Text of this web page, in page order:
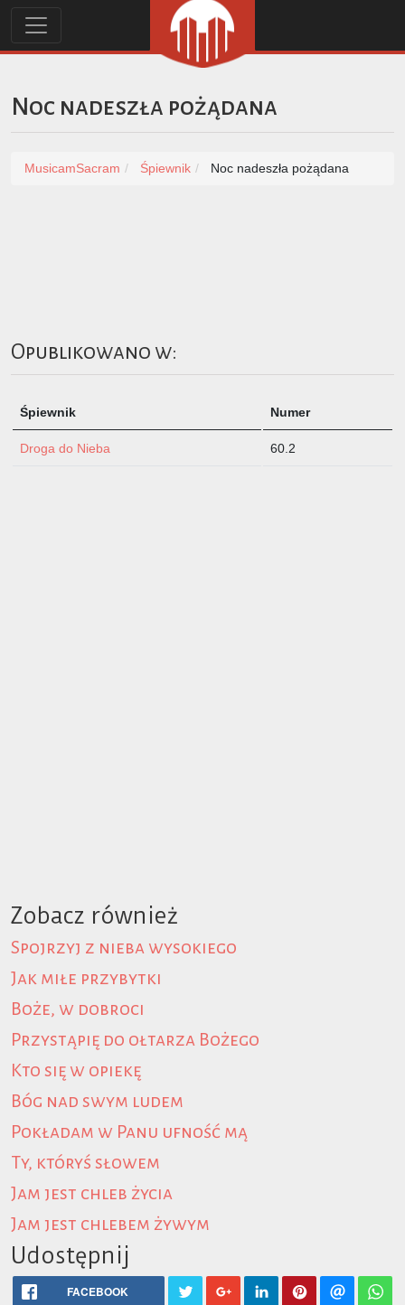
Noc nadeszła pożądana
MusicamSacram Śpiewnik Noc nadeszła pożądana
Opublikowano w:
Śpiewnik Numer
Droga do Nieba 60.2
Zobacz również
Spojrzyj z nieba wysokiego
Jak miłe przybytki
Boże, w dobroci
Przystąpię do ołtarza Bożego
Kto się w opiekę
Bóg nad swym ludem
Pokładam w Panu ufność mą
Ty, któryś słowem
Jam jest chleb życia
Jam jest chlebem żywym
Udostępnij
FACEBOOK